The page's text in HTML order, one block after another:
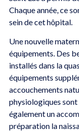
Chaque année, ce
sein de cet hôpital.
Une nouvelle
équipements. Des
installés dans la
équipements
accouchements
physiologiques
également un
préparation la